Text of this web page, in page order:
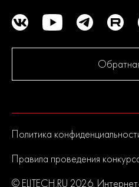
Политика
Правила проведения
© ELITECH.RU 2026.